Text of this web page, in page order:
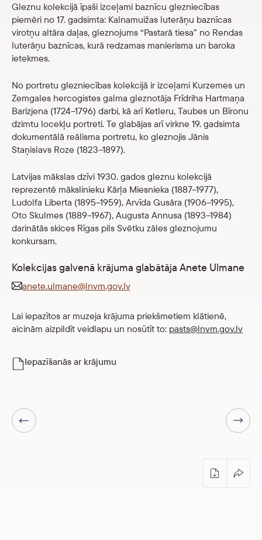
Gleznu kolekcijā īpaši izceļami baznīcu glezniecības
piemēri no 17. gadsimta: Kalnamuižas luterāņu baznīcas
virotņu altāra daļas, gleznojums “Pastarā tiesa” no Rendas
luterāņu baznīcas, kurā redzamas manierisma un baroka
ietekmes.
No portretu glezniecības kolekcijā ir izceļami Kurzemes un
Zemgales hercogistes galma gleznotāja Frīdriha Hartmaņa
Barizjena (1724–1796) darbi, kā arī Ketleru, Taubes un Bīronu
dzimtu locekļu portreti. Te glabājas arī virkne 19. gadsimta
dokumentālā reālisma portretu, ko gleznojis Jānis
Staņislavs Roze (1823–1897).
Latvijas mākslas dzīvi 1930. gados gleznu kolekcijā
reprezentē mākslinieku Kārļa Miesnieka (1887–1977),
Ludolfa Liberta (1895–1959), Arvīda Gusāra (1906–1995),
Oto Skulmes (1889–1967), Augusta Annusa (1893–1984)
darinātās skices Rīgas pils Svētku zāles gleznojumu
konkursam.
Kolekcijas galvenā krājuma glabātāja Anete Ulmane
anete.ulmane@lnvm.gov.lv
Lai iepazītos ar muzeja krājuma priekšmetiem klātienē,
aicinām aizpildīt veidlapu un nosūtīt to: pasts@lnvm.gov.lv
Iepazīšanās ar krājumu
Iepriekšējā lapa
Nākamā lapa